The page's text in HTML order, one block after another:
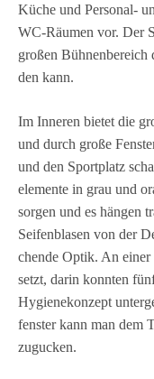
Küche und Per­so­nal-
WC-Räu­men vor. Der
gro­ßen
den kann.
Im Inne­ren bie­tet die
und durch große
und den Sport­platz
ele­mente in grau und
sor­gen und es hän­gen
Sei­fen­bla­sen von der
chende Optik. An
setzt, darin konn­ten
Hygie­ne­kon­zept
fens­ter kann man dem
zugucken.